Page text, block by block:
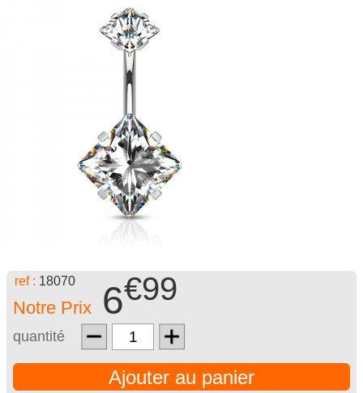
ref : 18070
Notre Prix 6€99
quantité
Ajouter au panier